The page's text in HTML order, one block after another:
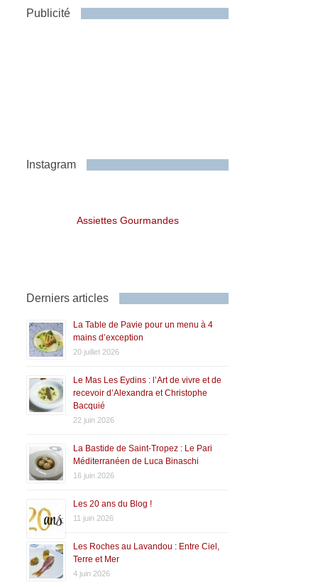
Publicité
Instagram
Assiettes Gourmandes
Derniers articles
La Table de Pavie pour un menu à 4
mains d’exception
20 juillet 2026
Le Mas Les Eydins : l’Art de vivre et de
recevoir d’Alexandra et Christophe
Bacquié
22 juin 2026
La Bastide de Saint-Tropez : Le Pari
Méditerranéen de Luca Binaschi
16 juin 2026
Les 20 ans du Blog !
11 juin 2026
Les Roches au Lavandou : Entre Ciel,
Terre et Mer
4 juin 2026